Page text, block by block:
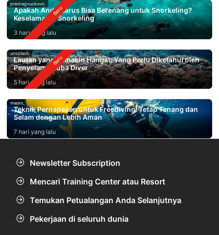
predragvuckovic
Apakah Anda Harus Bisa Berenang untuk Snorkeling?
Keselamatan Snorkeling
3 hari yang lalu
unsplash
Lautan yang Semakin Hangat: Yang Perlu Diketahui oleh
Penyelam Scuba Diver
5 hari yang lalu
mares
Teknik Pernapasan untuk Freediving: Tetap Tenang dan
Selam dengan Lebih Aman
7 hari yang lalu
Newsletter Subscription
Mencari Training Center atau Resort
Temukan Petualangan Anda Selanjutnya
Pekerjaan di seluruh dunia